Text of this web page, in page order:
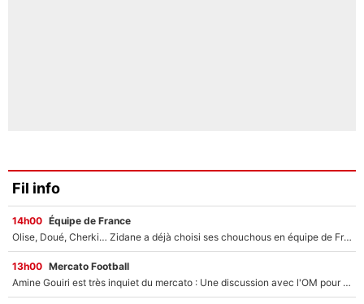
Fil info
14h00 Équipe de France
Olise, Doué, Cherki… Zidane a déjà choisi ses chouchous en équipe de France ? L’IA annonce des surprises sans Kylian Mbappé !
13h00 Mercato Football
Amine Gouiri est très inquiet du mercato : Une discussion avec l'OM pour acter son transfert !